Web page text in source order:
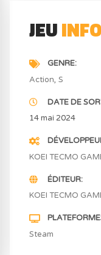
JEU
GENRE
Action S
DATE DE
14 mai 2024
KOEI TECMO
ÉDITEUR
KOEI TECMO
Steam